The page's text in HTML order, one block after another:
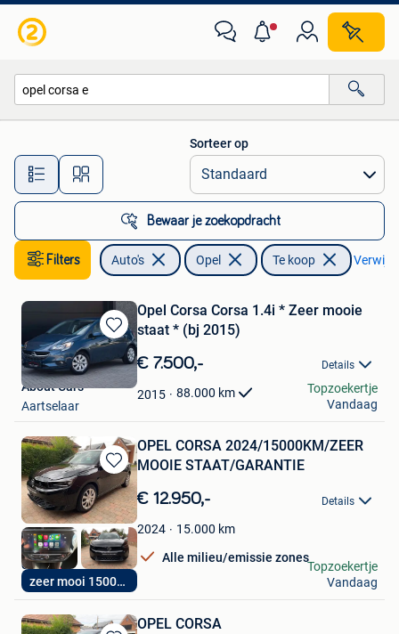
Alle afstanden…
Sorteer op
Bewaar je zoekopdracht
Filters Auto's Opel Te koop
Bewaren
Mijn
Favorieten
Opel Corsa Corsa 1.4i * Zeer mooie
staat * (bj 2015)
€ 7.500,- Details
2015 88.000 km
About Cars
Aartselaar
Topzoekertje
Vandaag
Bewaren
in
Mijn
Favorieten
zeer mooi 15000km
OPEL CORSA 2024/15000KM/ZEER
MOOIE STAAT/GARANTIE
€ 12.950,- Details
2024 15.000 km
Alle milieu/emissie zones
chris
Boortmeerbeek
Topzoekertje
Vandaag
OPEL CORSA